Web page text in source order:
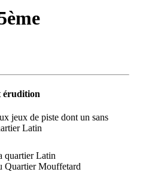
érudition
jeux de piste dont un sans
Latin
quartier Latin
Quartier Mouffetard